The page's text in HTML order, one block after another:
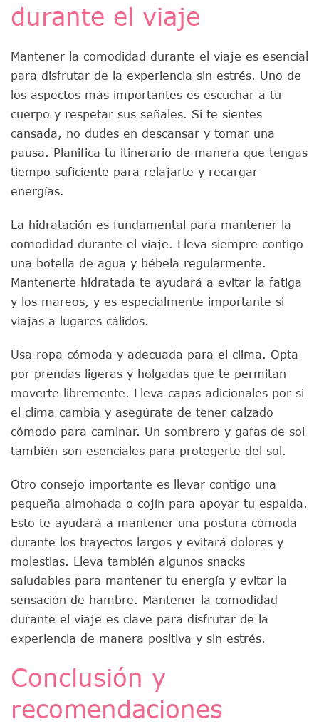
durante el viaje
Mantener la comodidad durante el viaje es esencial
para disfrutar de la experiencia sin estrés. Uno de
los aspectos más importantes es escuchar a tu
cuerpo y respetar sus señales. Si te sientes
cansada, no dudes en descansar y tomar una
pausa. Planifica tu itinerario de manera que tengas
tiempo suficiente para relajarte y recargar
energías.
La hidratación es fundamental para mantener la
comodidad durante el viaje. Lleva siempre contigo
una botella de agua y bébela regularmente.
Mantenerte hidratada te ayudará a evitar la fatiga
y los mareos, y es especialmente importante si
viajas a lugares cálidos.
Usa ropa cómoda y adecuada para el clima. Opta
por prendas ligeras y holgadas que te permitan
moverte libremente. Lleva capas adicionales por si
el clima cambia y asegúrate de tener calzado
cómodo para caminar. Un sombrero y gafas de sol
también son esenciales para protegerte del sol.
Otro consejo importante es llevar contigo una
pequeña almohada o cojín para apoyar tu espalda.
Esto te ayudará a mantener una postura cómoda
durante los trayectos largos y evitará dolores y
molestias. Lleva también algunos snacks
saludables para mantener tu energía y evitar la
sensación de hambre. Mantener la comodidad
durante el viaje es clave para disfrutar de la
experiencia de manera positiva y sin estrés.
Conclusión y
recomendaciones